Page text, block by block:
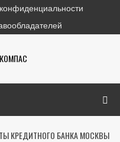
КРЕДИТНОГО БАНКА МОСКВЫ